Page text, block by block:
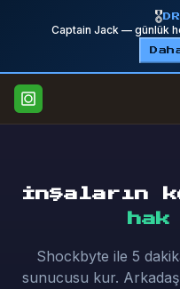
🎖️
Captain Jack — günlük
İnşaların
Shockbyte ile 5
sunucusu kur.